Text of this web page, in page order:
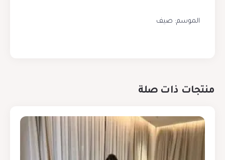
الموسم: صيف
منتجات ذات صلة